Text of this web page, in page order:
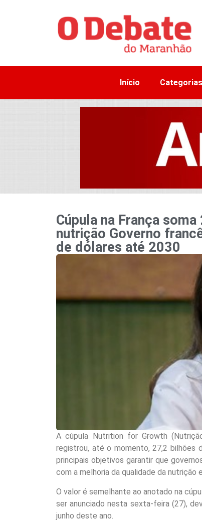
Início Categorias
Cúpula na França
nutrição Governo
de dólares até 2030
A cúpula Nutrition for Growth
registrou, até o momento, 27,2 bilhões
principais objetivos garantir que
com a melhoria da qualidade da nutrição
O valor é semelhante ao anotado na
ser anunciado nesta sexta-feira (27),
junho deste ano.